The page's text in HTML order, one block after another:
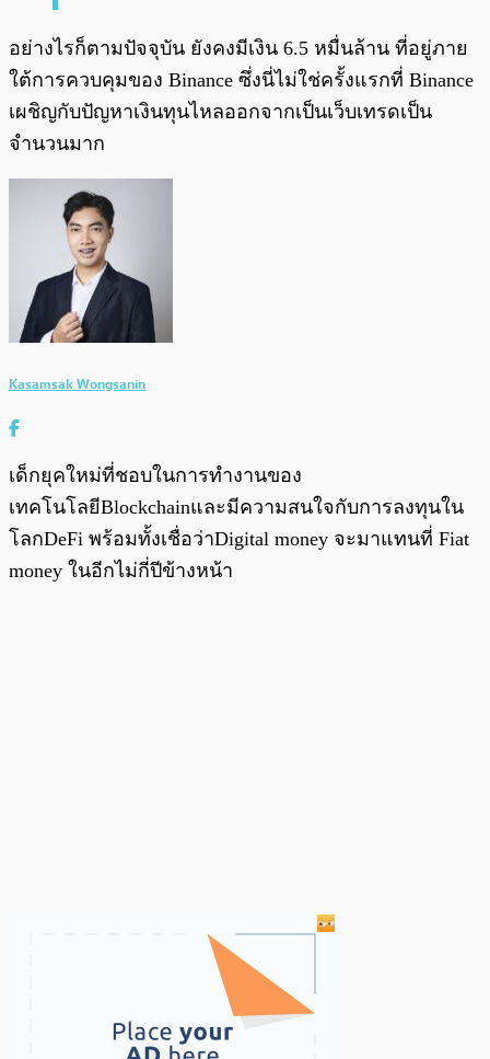
อย่างไรก็ตามปัจจุบัน ยังคงมีเงิน 6.5 หมื่นล้าน ที่อยู่ภาย
ใต้การควบคุมของ Binance ซึ่งนี่ไม่ใช่ครั้งแรกที่ Binance
เผชิญกับปัญหาเงินทุนไหลออกจากเป็นเว็บเทรดเป็น
จำนวนมาก
Kasamsak Wongsanin
เด็กยุคใหม่ที่ชอบในการทำงานของ
เทคโนโลยีBlockchainและมีความสนใจกับการลงทุนใน
โลกDeFi พร้อมทั้งเชื่อว่าDigital money จะมาแทนที่ Fiat
money ในอีกไม่กี่ปีข้างหน้า